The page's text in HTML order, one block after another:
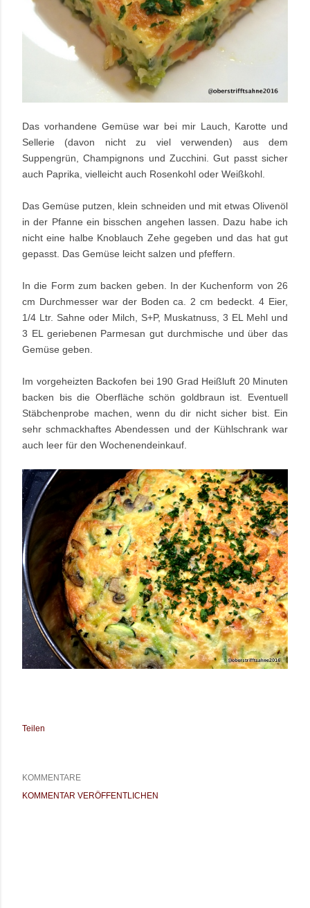
Das vorhandene Gemüse war bei mir Lauch, Karotte und
Sellerie (davon nicht zu viel verwenden) aus dem
Suppengrün, Champignons und Zucchini. Gut passt sicher
auch Paprika, vielleicht auch Rosenkohl oder Weißkohl.
Das Gemüse putzen, klein schneiden und mit etwas Olivenöl
in der Pfanne ein bisschen angehen lassen. Dazu habe ich
nicht eine halbe Knoblauch Zehe gegeben und das hat gut
gepasst. Das Gemüse leicht salzen und pfeffern.
In die Form zum backen geben. In der Kuchenform von 26
cm Durchmesser war der Boden ca. 2 cm bedeckt. 4 Eier,
1/4 Ltr. Sahne oder Milch, S+P, Muskatnuss, 3 EL Mehl und
3 EL geriebenen Parmesan gut durchmische und über das
Gemüse geben.
Im vorgeheizten Backofen bei 190 Grad Heißluft 20 Minuten
backen bis die Oberfläche schön goldbraun ist. Eventuell
Stäbchenprobe machen, wenn du dir nicht sicher bist. Ein
sehr schmackhaftes Abendessen und der Kühlschrank war
auch leer für den Wochenendeinkauf.
Teilen
KOMMENTARE
KOMMENTAR VERÖFFENTLICHEN